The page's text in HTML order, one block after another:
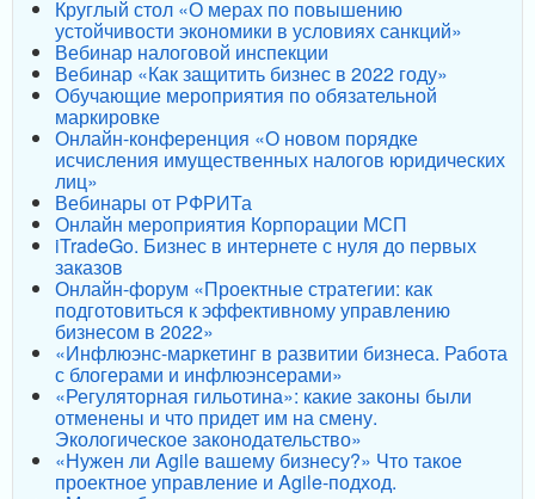
Круглый стол «О мерах по повышению
устойчивости экономики в условиях санкций»
Вебинар налоговой инспекции
Вебинар «Как защитить бизнес в 2022 году»
Обучающие мероприятия по обязательной
маркировке
Онлайн-конференция «О новом порядке
исчисления имущественных налогов юридических
лиц»
Вебинары от РФРИТа
Онлайн мероприятия Корпорации МСП
iTradeGo. Бизнес в интернете с нуля до первых
заказов
Онлайн-форум «Проектные стратегии: как
подготовиться к эффективному управлению
бизнесом в 2022»
«Инфлюэнс-маркетинг в развитии бизнеса. Работа
с блогерами и инфлюэнсерами»
«Регуляторная гильотина»: какие законы были
отменены и что придет им на смену.
Экологическое законодательство»
«Нужен ли Agile вашему бизнесу?» Что такое
проектное управление и Agile-подход.